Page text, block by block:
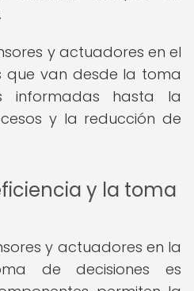
y actuadores en el
que van desde la toma
informadas hasta la
y la reducción de
y la toma
y actuadores en la
de decisiones es